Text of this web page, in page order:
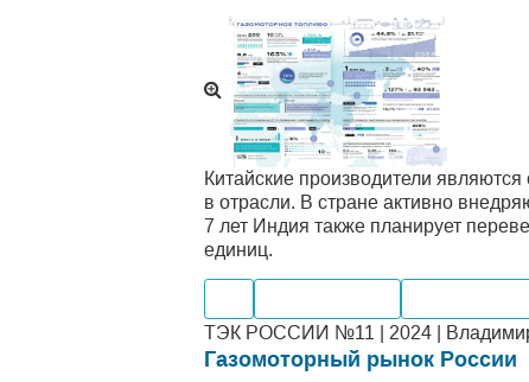
Китайские производители
в отрасли. В стране активно
7 лет Индия также планирует
единиц.
ТЭК РОССИИ №11 | 2024 |
Газомоторный рынок России